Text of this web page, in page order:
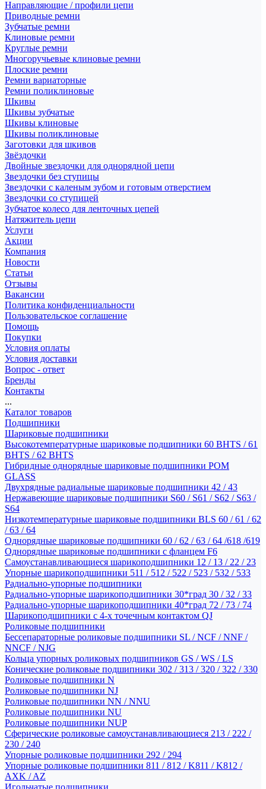
Направляющие / профили цепи
Приводные ремни
Зубчатые ремни
Клиновые ремни
Круглые ремни
Многоручьевые клиновые ремни
Плоские ремни
Ремни вариаторные
Ремни поликлиновые
Шкивы
Шкивы зубчатые
Шкивы клиновые
Шкивы поликлиновые
Заготовки для шкивов
Звёздочки
Двойные звездочки для однорядной цепи
Звездочки без ступицы
Звездочки с каленым зубом и готовым отверстием
Звездочки со ступицей
Зубчатое колесо для ленточных цепей
Натяжитель цепи
Услуги
Акции
Компания
Новости
Статьи
Отзывы
Вакансии
Политика конфиденциальности
Пользовательское соглашение
Помощь
Покупки
Условия оплаты
Условия доставки
Вопрос - ответ
Бренды
Контакты
...
Каталог товаров
Подшипники
Шариковые подшипники
Высокотемпературные шариковые подшипники 60 BHTS / 61
BHTS / 62 BHTS
Гибридные однорядные шариковые подшипники POM
GLASS
Двухрядные радиальные шариковые подшипники 42 / 43
Нержавеющие шариковые подшипники S60 / S61 / S62 / S63 /
S64
Низкотемпературные шариковые подшипники BLS 60 / 61 / 62
/ 63 / 64
Однорядные шариковые подшипники 60 / 62 / 63 / 64 /618 /619
Однорядные шариковые подшипники с фланцем F6
Самоустанавливающиеся шарикоподшипники 12 / 13 / 22 / 23
Упорные шарикоподшипники 511 / 512 / 522 / 523 / 532 / 533
Радиально-упорные подшипники
Радиально-упорные шарикоподшипники 30*град 30 / 32 / 33
Радиально-упорные шарикоподшипники 40*град 72 / 73 / 74
Шарикоподшипники с 4-х точечным контактом QJ
Роликовые подшипники
Бессепараторные роликовые подшипники SL / NCF / NNF /
NNCF / NJG
Кольца упорных роликовых подшипников GS / WS / LS
Конические роликовые подшипники 302 / 313 / 320 / 322 / 330
Роликовые подшипники N
Роликовые подшипники NJ
Роликовые подшипники NN / NNU
Роликовые подшипники NU
Роликовые подшипники NUP
Сферические роликовые самоустанавливающиеся 213 / 222 /
230 / 240
Упорные роликовые подшипники 292 / 294
Упорные роликовые подшипники 811 / 812 / K811 / K812 /
AXK / AZ
Игольчатые подшипники